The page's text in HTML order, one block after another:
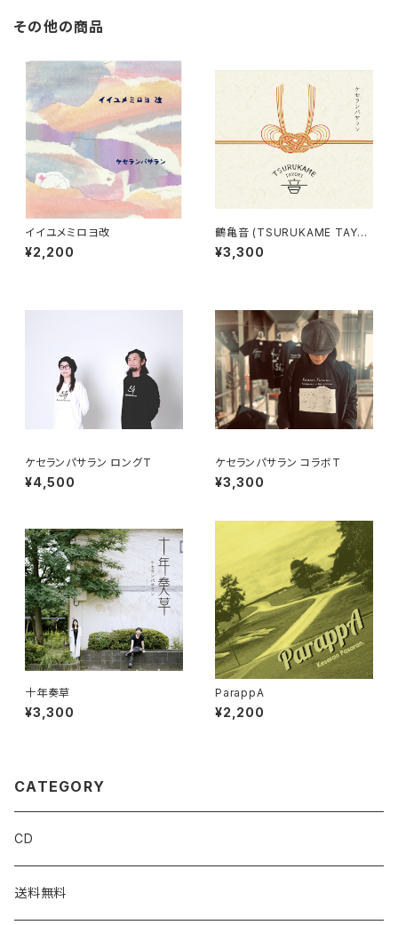
その他の商品
イイユメミロヨ改
¥2,200
鶴亀音 (TSURUKAME TAYO
RI) NEW ALBUM [2021,01,0
1]
¥3,300
ケセランパサラン ロングT
¥4,500
ケセランパサラン コラボT
¥3,300
十年奏草
¥3,300
ParappA
¥2,200
CATEGORY
CD
送料無料